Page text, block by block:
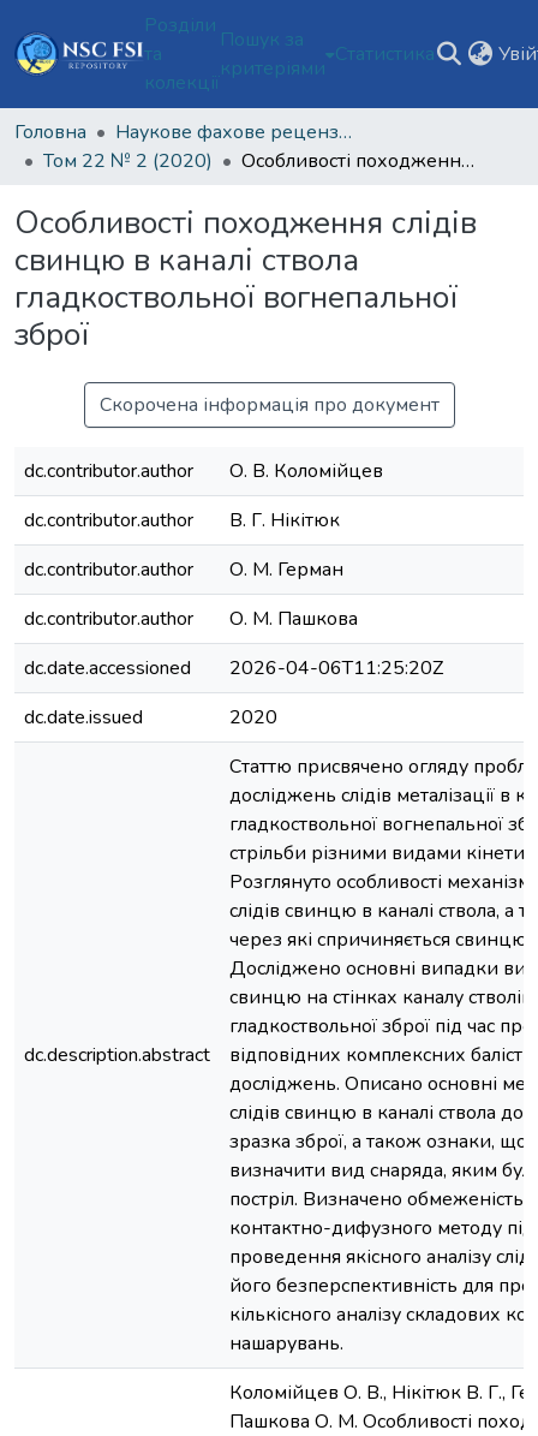
Розділи
та
колекції
Пошук за
критеріями
Статистика
Головна
Наукове фахове рецензоване видання відкритого доступу "Теорія та практика судової експертизи і криміналістики"
Том 22 № 2 (2020)
Особливості походження слідів свинцю в каналі ствола гладкоствольної вогнепальної зброї
Особливості походження слідів
свинцю в каналі ствола
гладкоствольної вогнепальної
зброї
Скорочена інформація про документ
dc.contributor.author
О. В. Коломійцев
dc.contributor.author
В. Г. Нікітюк
dc.contributor.author
О. М. Герман
dc.contributor.author
О. М. Пашкова
dc.date.accessioned
2026-04-06T11:25:20Z
dc.date.issued
2020
dc.description.abstract
Статтю присвячено огляду
досліджень слідів металізації в
гладкоствольної вогнепальної
стрільби різними видами
Розглянуто особливості
слідів свинцю в каналі ствола, а
через які спричиняється
Досліджено основні випадки
свинцю на стінках каналу стволів
гладкоствольної зброї під час
відповідних комплексних
досліджень. Описано основні
слідів свинцю в каналі ствола
зразка зброї, а також ознаки, що
визначити вид снаряда, яким
постріл. Визначено обмеженість
контактно-дифузного методу під
проведення якісного аналізу
його безперспективність для
кількісного аналізу складових
нашарувань.
Коломійцев О. В., Нікітюк В. Г.,
Пашкова О. М. Особливості